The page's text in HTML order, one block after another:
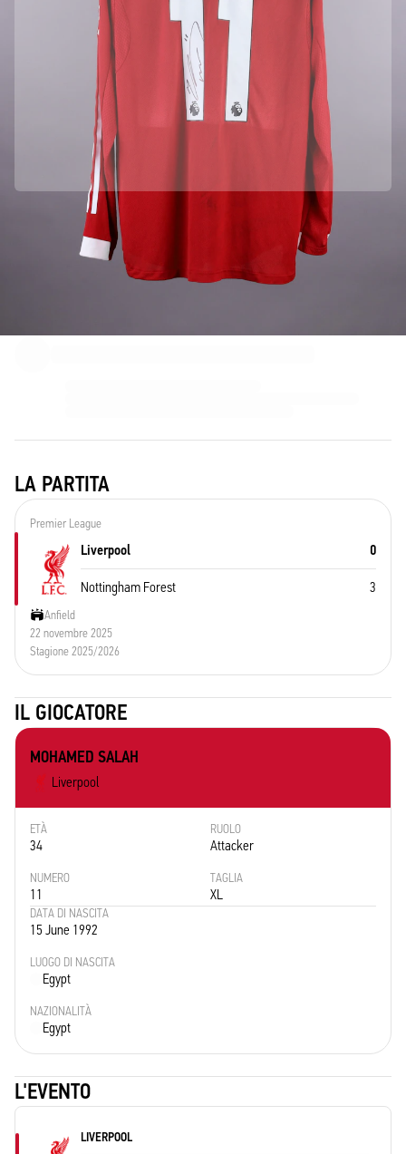
Partnership ufficiale con Liverpool FC
Liverpool FC ci ha consegnato direttamente questo prodotto per assicurarne l'autenticità.
Autenticato con Fabricks
LA PARTITA
Premier League
Liverpool 0
Nottingham Forest 3
Anfield
22 novembre 2025
Stagione 2025/2026
IL GIOCATORE
MOHAMED SALAH
Liverpool
ETÀ
34
RUOLO
Attacker
NUMERO
11
TAGLIA
XL
DATA DI NASCITA
15 June 1992
LUOGO DI NASCITA
Egypt
NAZIONALITÀ
Egypt
L'EVENTO
LIVERPOOL